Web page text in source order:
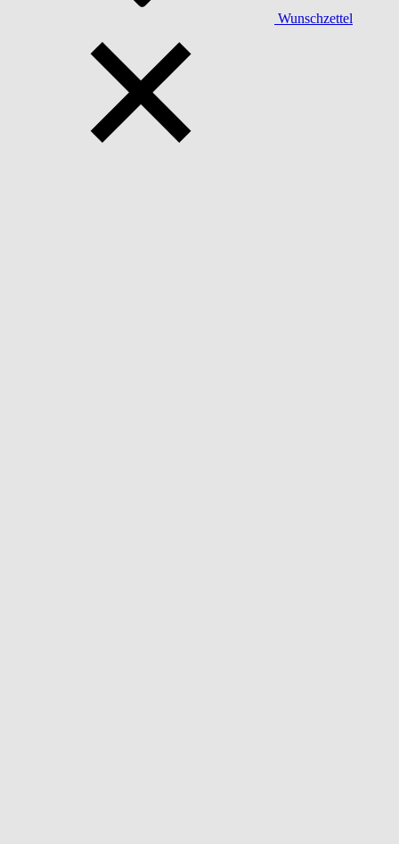
Wunschzettel